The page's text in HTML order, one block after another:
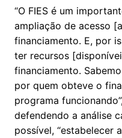
“O FIES é um
ampliação de acesso
financiamento. E, por
ter recursos
financiamento.
por quem obteve o
programa
defendendo a análise
possível, “estabelecer